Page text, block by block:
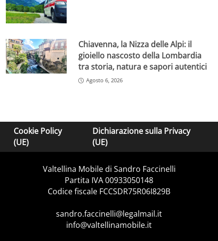
Chiavenna, la Nizza delle Alpi: il
gioiello nascosto della Lombardia
tra storia, natura e sapori autentici
Agosto 6, 2026
Cookie Policy
(UE)
Dichiarazione sulla Privacy
(UE)
Valtellina Mobile di Sandro Faccinelli
Partita IVA 00933050148
Codice fiscale FCCSDR75R06I829B
sandro.faccinelli@legalmail.it
info@valtellinamobile.it